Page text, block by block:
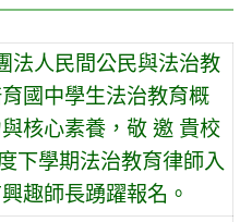
法人民間公民與法治教
國中學生法治教育概
核心素養，敬 邀 貴校
下學期法治教育律師入
趣師長踴躍報名。